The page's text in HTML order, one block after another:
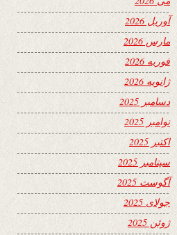
آوریل 2026
مارس 2026
فوریه 2026
ژانویه 2026
دسامبر 2025
نوامبر 2025
اکتبر 2025
سپتامبر 2025
آگوست 2025
جولای 2025
ژوئن 2025